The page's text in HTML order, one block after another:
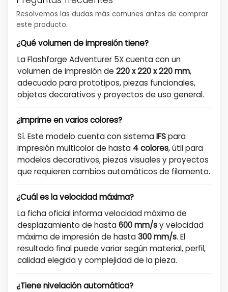
Resolvemos las dudas más comunes antes de comprar
este producto.
¿Qué volumen de impresión tiene?
La Flashforge Adventurer 5X cuenta con un
volumen de impresión de 220 x 220 x 220 mm,
adecuado para prototipos, piezas funcionales,
objetos decorativos y proyectos de uso general.
¿Imprime en varios colores?
Sí. Este modelo cuenta con sistemaIFSpara
impresión multicolor de hasta 4 colores, útil para
modelos decorativos, piezas visuales y proyectos
que requieren cambios automáticos de filamento.
¿Cuál es la velocidad máxima?
La ficha oficial informa velocidad máxima de
desplazamiento de hasta600 mm/sy velocidad
máxima de impresión de hasta300 mm/s. El
resultado final puede variar según material, perfil,
calidad elegida y complejidad de la pieza.
¿Tiene nivelación automática?